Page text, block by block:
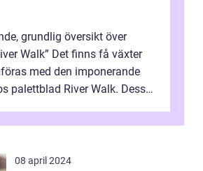
grundlig översikt över
Walk” Det finns få växter
med den imponerande
palettblad River Walk. Dess
08 april 2024